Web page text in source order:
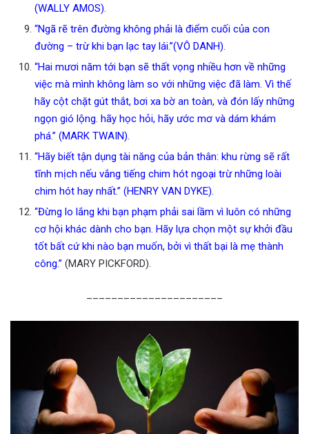
(WALLY AMOS).
“Ngã rẽ trên đường không phải là điểm cuối của con
đường – trừ khi bạn lạc tay lái.”(VÔ DANH).
“Hai mươi năm tới bạn sẽ thất vọng nhiều hơn về những
việc mà mình không làm so với những việc đã làm. Vì thế
hãy cột chặt gút thắt, bơi xa bờ an toàn, và đón lấy những
ngọn gió lộng. hãy học hỏi, hãy ước mơ và dám khám
phá.” (MARK TWAIN).
“Hãy biết tận dụng tài năng của bản thân: khu rừng sẽ rất
tĩnh mịch nếu vắng tiếng chim hót ngoại trừ những loài
chim hót hay nhất.” (HENRY VAN DYKE).
“Đừng lo lắng khi bạn phạm phải sai lầm vì luôn có những
cơ hội khác dành cho bạn. Hãy lựa chọn một sự khởi đầu
tốt bất cứ khi nào bạn muốn, bởi vì thất bại là mẹ thành
công.” (MARY PICKFORD).